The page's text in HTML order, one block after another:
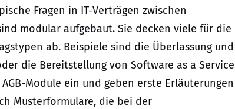
Fragen in IT-Verträgen zwischen
modular aufgebaut. Sie decken viele für die
ab. Beispiele sind die Überlassung und
die Bereitstellung von Software as a
Module ein und geben erste Erläuterungen
Musterformulare, die bei der